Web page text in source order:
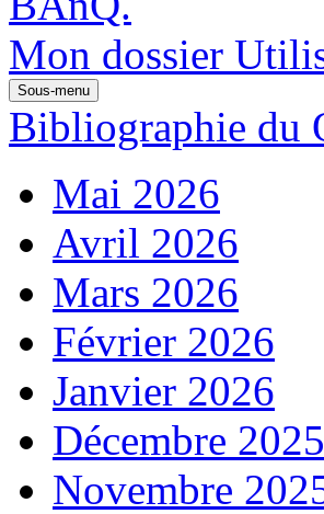
Mon dossier
Sous-menu
Bibliographie du
Mai 2026
Avril 2026
Mars 2026
Février 2026
Janvier 2026
Décembre 2025
Novembre